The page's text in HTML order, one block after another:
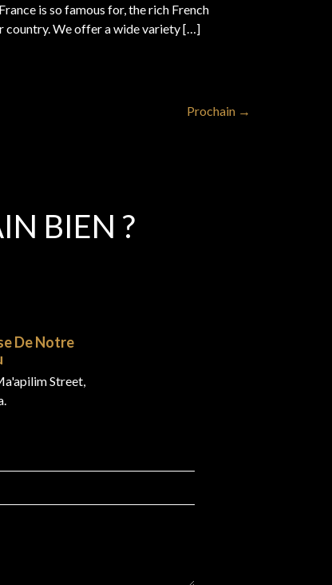
is so famous for, the rich French
country. We offer a wide variety […]
Prochain →
BIEN ?
De Notre
Street,